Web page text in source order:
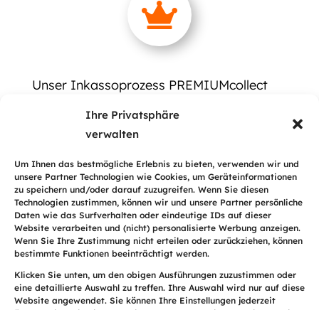
Ihre Privatsphäre
verwalten
Um Ihnen das bestmögliche Erlebnis zu bieten, verwenden wir und
unsere Partner Technologien wie Cookies, um Geräteinformationen
zu speichern und/oder darauf zuzugreifen. Wenn Sie diesen
Technologien zustimmen, können wir und unsere Partner persönliche
Daten wie das Surfverhalten oder eindeutige IDs auf dieser
Website verarbeiten und (nicht) personalisierte Werbung anzeigen.
Wenn Sie Ihre Zustimmung nicht erteilen oder zurückziehen, können
bestimmte Funktionen beeinträchtigt werden.
Klicken Sie unten, um den obigen Ausführungen zuzustimmen oder
eine detaillierte Auswahl zu treffen. Ihre Auswahl wird nur auf diese
Website angewendet. Sie können Ihre Einstellungen jederzeit

Unser Inkassoprozess PREMIUMcollect
ein gütliches Inkasso setzen, das intensiv,
ist, mit einem Schuldnern gegenüber
menschlichen, versöhnlichen Ansatz, wobei
nur gegebenenfalls ergänzende, gezielte
Gerichtsverfahren benötigt werden.
Zudem werden Forderungen langfristig
überwacht (Monitoring). Dies führt für
unsere Kunden zu optimierten